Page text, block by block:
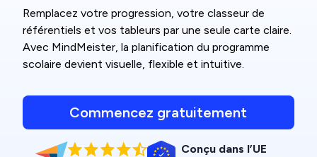
Remplacez votre progression, votre classeur de
référentiels et vos tableurs par une seule carte claire.
Avec MindMeister, la planification du programme
scolaire devient visuelle, flexible et intuitive.
Commencez gratuitement
Conçu dans l’UE